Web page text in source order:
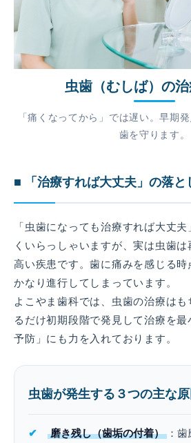
虫歯（むしば）の
「痛くなってから」では遅い。早期
歯を守ります。
■ 「治療すれば大丈夫」の落と
「虫歯になっても治療すれば大丈
くいらっしゃいますが、実は虫歯
高い疾患です。歯に痛みを感じる時
かなり進行してしまっています。
よこやま歯科では、虫歯の治療はも
るだけ初期段階で発見して治療を
予防」にも力を入れております。
虫歯が発生する３つの主な原
磨き残し（歯垢の付着） ：